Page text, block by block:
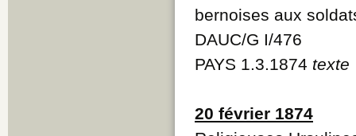
bernoises aux
DAUC/G I/476
PAYS 1.3.1874 texte
20 février 1874